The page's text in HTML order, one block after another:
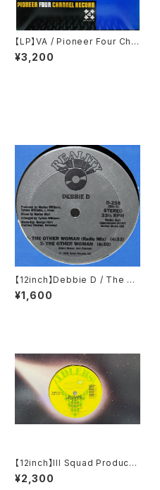
【LP】VA / Pioneer Four Cha
nnel Record
¥3,200
【12inch】Debbie D / The Ot
her Woman
¥1,600
【12inch】Ill Squad Producti
on / On A Roll / Making A K
illing
¥2,300